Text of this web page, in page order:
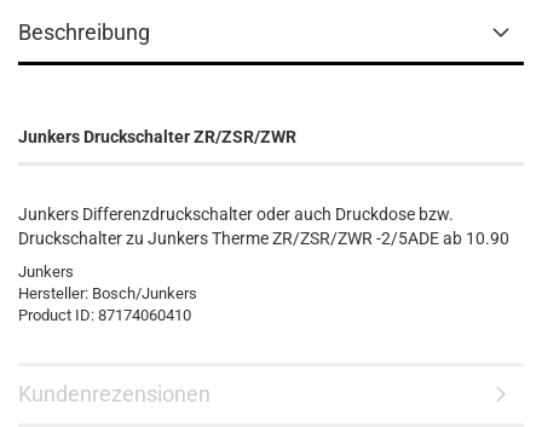
Beschreibung
Junkers Druckschalter ZR/ZSR/ZWR
Junkers Differenzdruckschalter oder auch Druckdose bzw.
Druckschalter zu Junkers Therme ZR/ZSR/ZWR -2/5ADE ab 10.90
Junkers
Hersteller: Bosch/Junkers
Product ID: 87174060410
Kundenrezensionen